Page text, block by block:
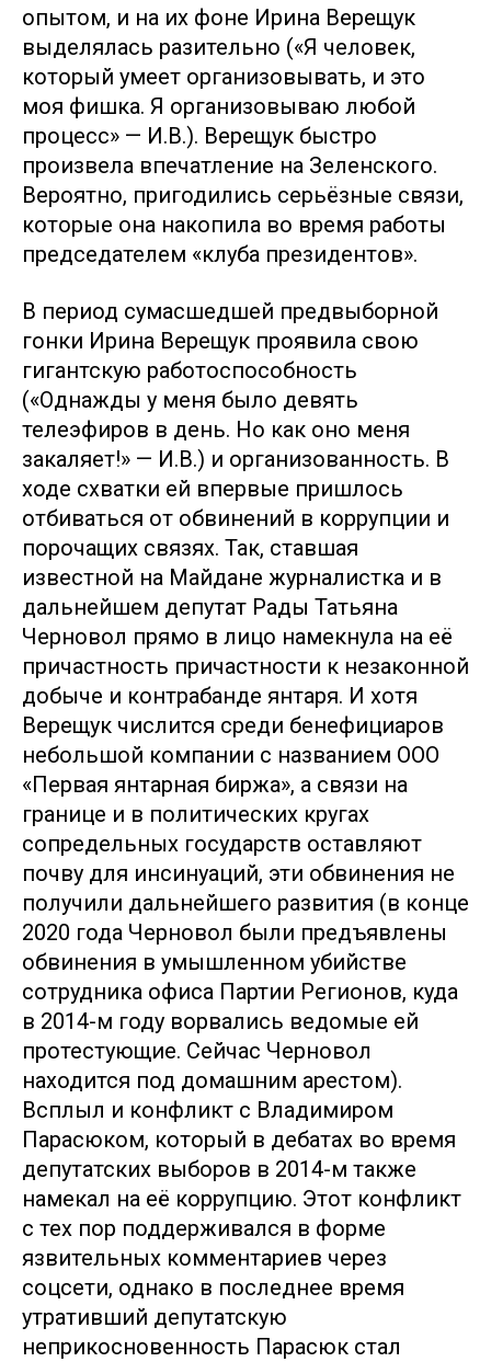
опытом, и на их фоне Ирина Верещук
выделялась разительно («Я человек,
который умеет организовывать, и это
моя фишка. Я организовываю любой
процесс» — И.В.). Верещук быстро
произвела впечатление на Зеленского.
Вероятно, пригодились серьёзные связи,
которые она накопила во время работы
председателем «клуба президентов».
В период сумасшедшей предвыборной
гонки Ирина Верещук проявила свою
гигантскую работоспособность
(«Однажды у меня было девять
телеэфиров в день. Но как оно меня
закаляет!» — И.В.) и организованность. В
ходе схватки ей впервые пришлось
отбиваться от обвинений в коррупции и
порочащих связях. Так, ставшая
известной на Майдане журналистка и в
дальнейшем депутат Рады Татьяна
Черновол прямо в лицо намекнула на её
причастность причастности к незаконной
добыче и контрабанде янтаря. И хотя
Верещук числится среди бенефициаров
небольшой компании с названием ООО
«Первая янтарная биржа», а связи на
границе и в политических кругах
сопредельных государств оставляют
почву для инсинуаций, эти обвинения не
получили дальнейшего развития (в конце
2020 года Черновол были предъявлены
обвинения в умышленном убийстве
сотрудника офиса Партии Регионов, куда
в 2014-м году ворвались ведомые ей
протестующие. Сейчас Черновол
находится под домашним арестом).
Всплыл и конфликт с Владимиром
Парасюком, который в дебатах во время
депутатских выборов в 2014-м также
намекал на её коррупцию. Этот конфликт
с тех пор поддерживался в форме
язвительных комментариев через
соцсети, однако в последнее время
утративший депутатскую
неприкосновенность Парасюк стал